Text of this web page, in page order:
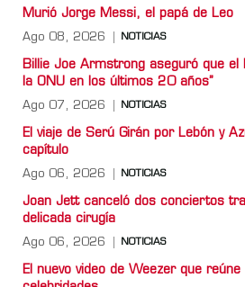
Murió Jorge Messi, el papá de Leo
Ago 08, 2026 NOTICIAS
Billie Joe Armstrong aseguró que el
la ONU en los últimos 20 años”
Ago 07, 2026 NOTICIAS
El viaje de Serú Girán por Lebón y
capítulo
Ago 06, 2026 NOTICIAS
Joan Jett canceló dos conciertos
delicada cirugía
Ago 06, 2026 NOTICIAS
El nuevo video de Weezer que